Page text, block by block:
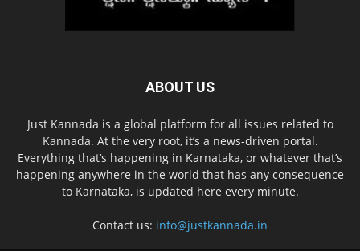
ABOUT US
Just Kannada is a global platform for all issues related to
Kannada. At the very root, it’s a news-driven portal.
Everything that’s happening in Karnataka, or whatever that’s
happening anywhere in the world that has any consequence
to Karnataka, is updated here every minute.
Contact us: info@justkannada.in